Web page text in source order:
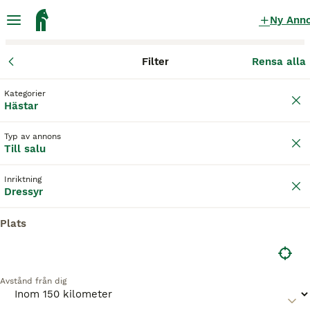
Ny
Filter Rensa alla
Kategorier
Hästar
Typ av annons
Till salu
Inriktning
Dressyr
Plats
Avstånd från dig
Dressyrhästar till salu
Spara sökning